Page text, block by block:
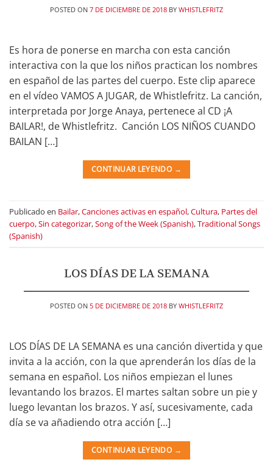
POSTED ON 7 DE DICIEMBRE DE 2018 BY WHISTLEFRITZ
Es hora de ponerse en marcha con esta canción
interactiva con la que los niños practican los nombres
en español de las partes del cuerpo. Este clip aparece
en el vídeo VAMOS A JUGAR, de Whistlefritz. La canción,
interpretada por Jorge Anaya, pertenece al CD ¡A
BAILAR!, de Whistlefritz. Canción LOS NIÑOS CUANDO
BAILAN […]
CONTINUAR LEYENDO →
Publicado en Bailar,Canciones activas en español,Cultura, Partes del
cuerpo,Sin categorizar,Song of the Week (Spanish),Traditional Songs
(Spanish)
LOS DÍAS DE LA SEMANA
POSTED ON 5 DE DICIEMBRE DE 2018 BY WHISTLEFRITZ
LOS DÍAS DE LA SEMANA es una canción divertida y que
invita a la acción, con la que aprenderán los días de la
semana en español. Los niños empiezan el lunes
levantando los brazos. El martes saltan sobre un pie y
luego levantan los brazos. Y así, sucesivamente, cada
día se va añadiendo otra acción […]
CONTINUAR LEYENDO →